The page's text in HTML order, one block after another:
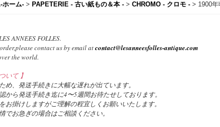
ホーム- > PAPETERIE - 古い紙もの＆本 - > CHROMO - クロモ - > 1900
ANNEES FOLLES.
contact us by email atcontact@lesanneesfolles-antique.com
the world.
いて 】
め、発送手続きに大幅な遅れが出ています。
から発送手続き迄に4〜5週間お待たせしております。
お掛けしますがご理解の程宜しくお願いいたします。
でお急ぎの場合はご相談ください。